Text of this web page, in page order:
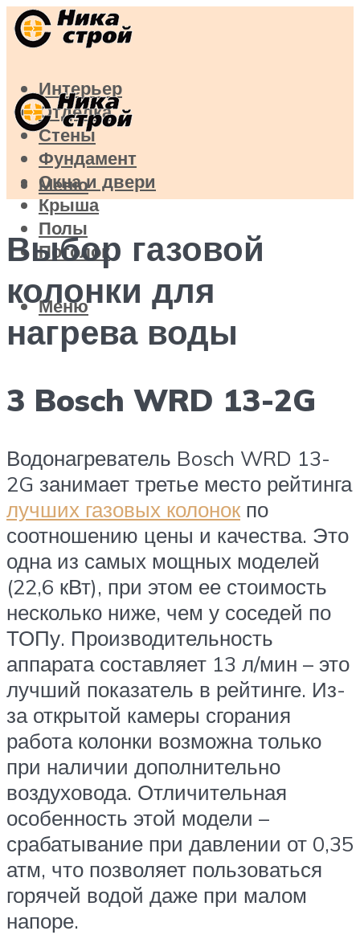
Интерьер
Отделка
Стены
Фундамент
Окна и двери
Крыша
Полы
Потолок
Меню
Меню
Выбор газовой
колонки для
нагрева воды
3 Bosch WRD 13-2G
Водонагреватель Bosch WRD 13-
2G занимает третье место рейтинга
лучших газовых колонок по
соотношению цены и качества. Это
одна из самых мощных моделей
(22,6 кВт), при этом ее стоимость
несколько ниже, чем у соседей по
ТОПу. Производительность
аппарата составляет 13 л/мин – это
лучший показатель в рейтинге. Из-
за открытой камеры сгорания
работа колонки возможна только
при наличии дополнительно
воздуховода. Отличительная
особенность этой модели –
срабатывание при давлении от 0,35
атм, что позволяет пользоваться
горячей водой даже при малом
напоре.